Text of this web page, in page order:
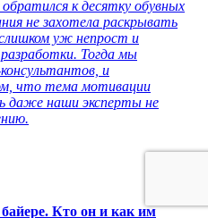
к десятку обувных
не захотела раскрывать
уж непрост и
разработки. Тогда мы
и
что тема мотивации
даже наши эксперты не
Кто он и как им